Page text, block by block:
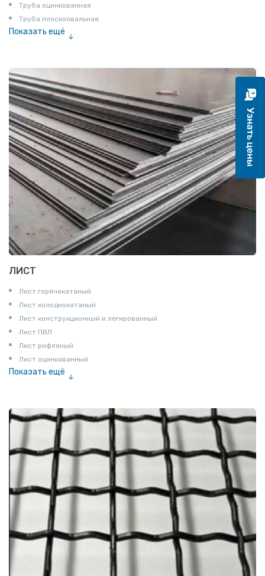
Труба оцинкованная
Труба плоскоовальная
Показать ещё
ЛИСТ
Лист горячекатаный
Лист холоднокатаный
Лист конструкционный и легированный
Лист ПВЛ
Лист рифленый
Лист оцинкованный
Показать ещё